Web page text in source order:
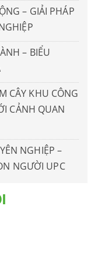
– GIẢI PHÁP
– BIỂU
CÂY KHU CÔNG
CẢNH QUAN
NGHIỆP –
NGƯỜI UPC